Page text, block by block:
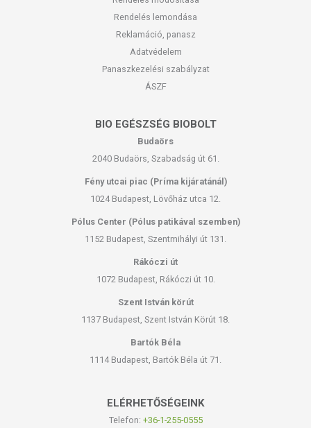
Rendelés lemondása
Reklamáció, panasz
Adatvédelem
Panaszkezelési szabályzat
ÁSZF
BIO EGÉSZSÉG BIOBOLT
Budaörs
2040 Budaörs, Szabadság út 61.
Fény utcai piac (Príma kijáratánál)
1024 Budapest, Lövőház utca 12.
Pólus Center (Pólus patikával szemben)
1152 Budapest, Szentmihályi út 131.
Rákóczi út
1072 Budapest, Rákóczi út 10.
Szent István körút
1137 Budapest, Szent István Körút 18.
Bartók Béla
1114 Budapest, Bartók Béla út 71.
ELÉRHETŐSÉGEINK
Telefon: +36-1-255-0555